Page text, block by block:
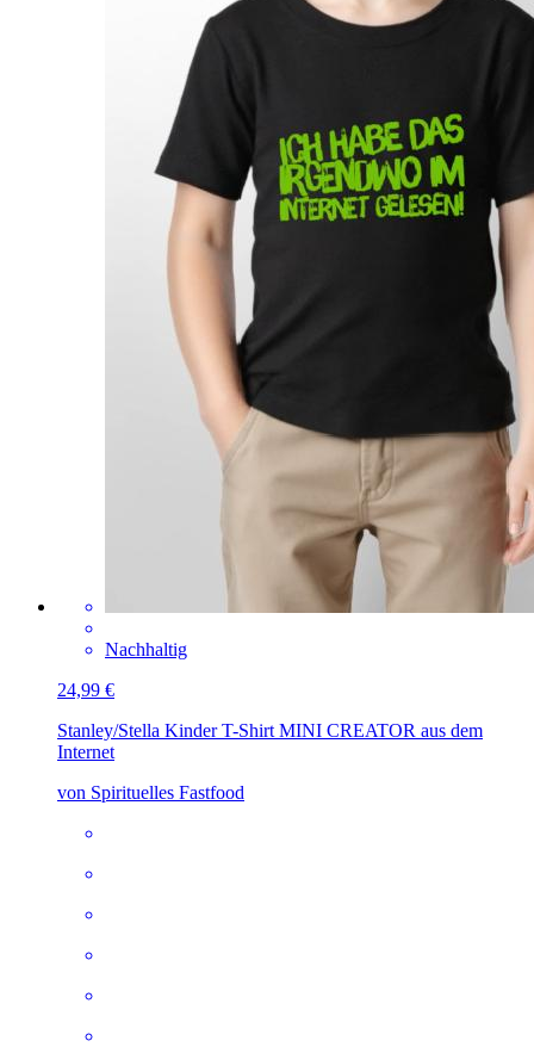
Nachhaltig
24,99 €
Stanley/Stella Kinder T-Shirt MINI CREATOR aus dem
Internet
von Spirituelles Fastfood